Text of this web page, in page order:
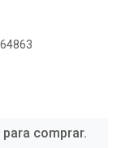
comprar.